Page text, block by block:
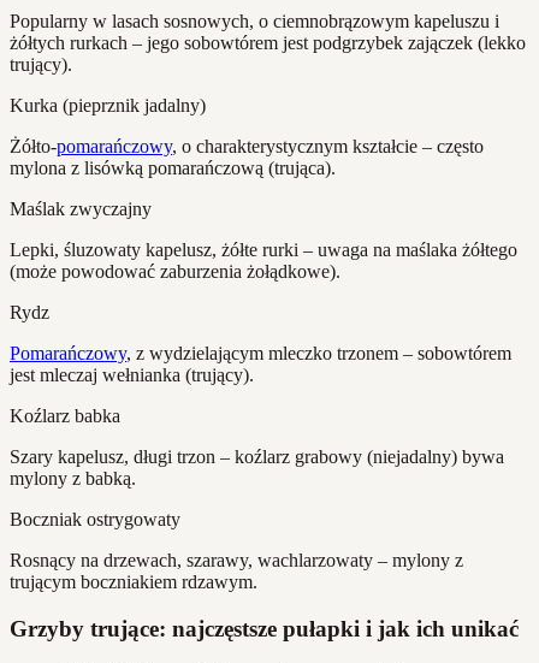
Popularny w lasach sosnowych, o ciemnobrązowym kapeluszu i
żółtych rurkach – jego sobowtórem jest podgrzybek zajączek (lekko
trujący).
Kurka (pieprznik jadalny)
Żółto-pomarańczowy, o charakterystycznym kształcie – często
mylona z lisówką pomarańczową (trująca).
Maślak zwyczajny
Lepki, śluzowaty kapelusz, żółte rurki – uwaga na maślaka żółtego
(może powodować zaburzenia żołądkowe).
Rydz
Pomarańczowy, z wydzielającym mleczko trzonem – sobowtórem
jest mleczaj wełnianka (trujący).
Koźlarz babka
Szary kapelusz, długi trzon – koźlarz grabowy (niejadalny) bywa
mylony z babką.
Boczniak ostrygowaty
Rosnący na drzewach, szarawy, wachlarzowaty – mylony z
trującym boczniakiem rdzawym.
Grzyby trujące: najczęstsze pułapki i jak ich unikać